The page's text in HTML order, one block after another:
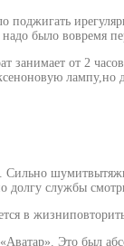
поджигать
было вовремя
занимает от 2
лампу,но
службы
в
Это был